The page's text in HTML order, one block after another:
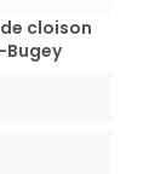
cloison